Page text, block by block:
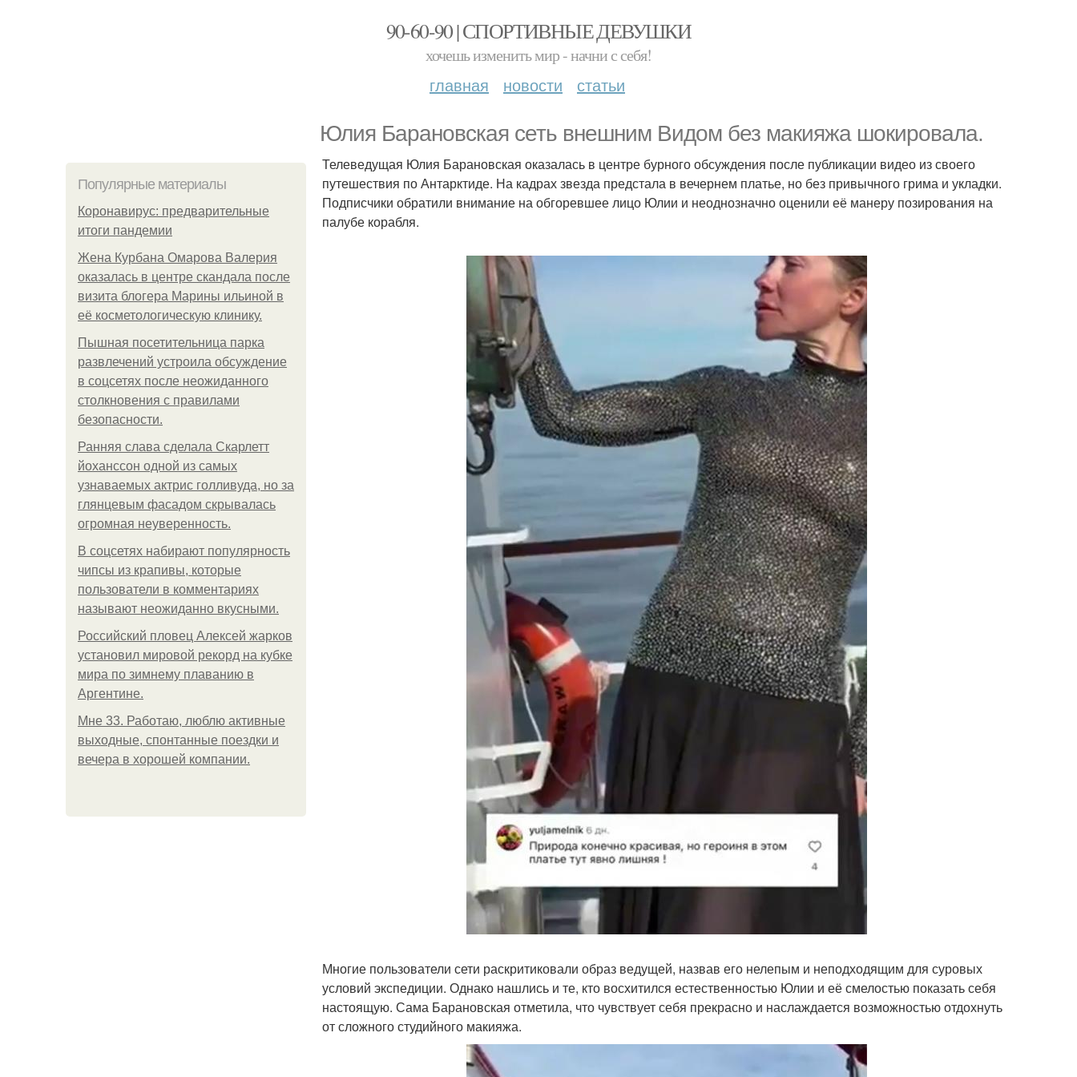
90-60-90 | СПОРТИВНЫЕ ДЕВУШКИ
хочешь изменить мир - начни с себя!
главная новости статьи
Юлия Барановская сеть внешним Видом без макияжа шокировала.
Популярные материалы
Коронавирус: предварительные
итоги пандемии
Жена Курбана Омарова Валерия
оказалась в центре скандала после
визита блогера Марины ильиной в
её косметологическую клинику.
Пышная посетительница парка
развлечений устроила обсуждение
в соцсетях после неожиданного
столкновения с правилами
безопасности.
Ранняя слава сделала Скарлетт
йоханссон одной из самых
узнаваемых актрис голливуда, но за
глянцевым фасадом скрывалась
огромная неуверенность.
В соцсетях набирают популярность
чипсы из крапивы, которые
пользователи в комментариях
называют неожиданно вкусными.
Российский пловец Алексей жарков
установил мировой рекорд на кубке
мира по зимнему плаванию в
Аргентине.
Мне 33. Работаю, люблю активные
выходные, спонтанные поездки и
вечера в хорошей компании.
Телеведущая Юлия Барановская оказалась в центре бурного обсуждения после публикации видео из своего
путешествия по Антарктиде. На кадрах звезда предстала в вечернем платье, но без привычного грима и укладки.
Подписчики обратили внимание на обгоревшее лицо Юлии и неоднозначно оценили её манеру позирования на
палубе корабля.
Многие пользователи сети раскритиковали образ ведущей, назвав его нелепым и неподходящим для суровых
условий экспедиции. Однако нашлись и те, кто восхитился естественностью Юлии и её смелостью показать себя
настоящую. Сама Барановская отметила, что чувствует себя прекрасно и наслаждается возможностью отдохнуть
от сложного студийного макияжа.